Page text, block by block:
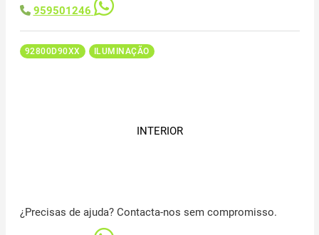
959501246
92800D90XX ILUMINAÇÃO
INTERIOR
¿Precisas de ajuda? Contacta-nos sem compromisso.